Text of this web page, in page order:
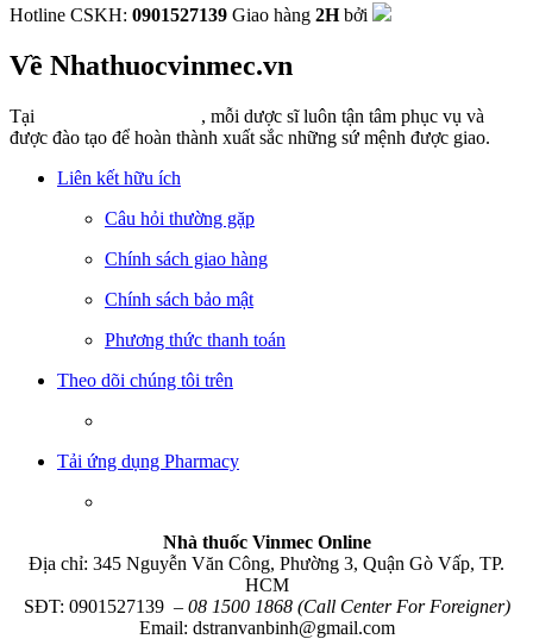
Hotline CSKH: 0901527139 Giao hàng 2Hbởi
Về Nhathuocvinmec.vn
Tại
, mỗi dược sĩ luôn tận tâm phục vụ và
được đào tạo để hoàn thành xuất sắc những sứ mệnh được giao.
Liên kết hữu ích
Câu hỏi thường gặp
Chính sách giao hàng
Chính sách bảo mật
Phương thức thanh toán
Theo dõi chúng tôi trên
Tải ứng dụng Pharmacy
Nhà thuốc Vinmec Online
Địa chỉ: 345 Nguyễn Văn Công, Phường 3, Quận Gò Vấp, TP.
HCM
SĐT: 0901527139 – 08 1500 1868 (Call Center For Foreigner)
Email: dstranvanbinh@gmail.com